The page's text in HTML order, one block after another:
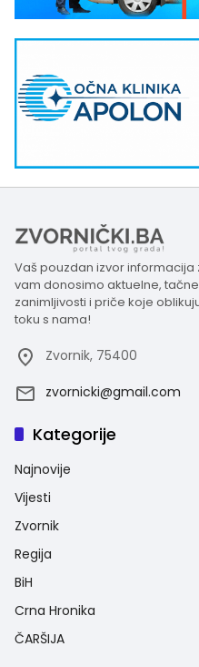
Vaš pouzdan izvor informacija
vam donosimo aktuelne,
zanimljivosti i priče koje
toku s nama!
Zvornik, 75400
zvornicki@gmail.com
Kategorije
Najnovije
Vijesti
Zvornik
Regija
BiH
Crna Hronika
ČARŠIJA